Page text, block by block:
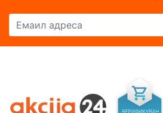
Емаил адреса